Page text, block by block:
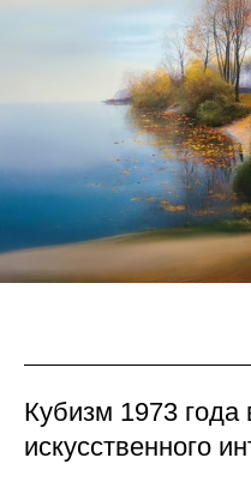
Кубизм 1973 года
искусственного